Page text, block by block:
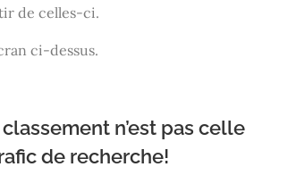
de celles-ci.
ci-dessus.
n’est pas celle
de recherche!